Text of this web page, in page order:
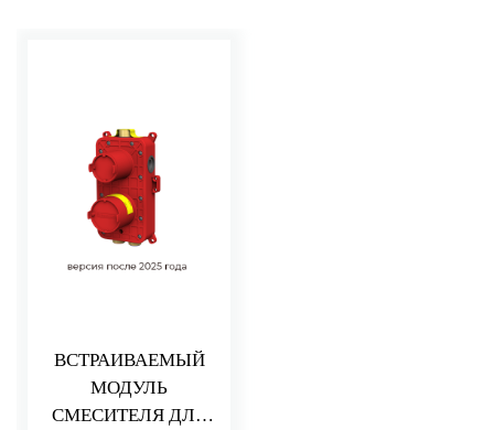
ВСТРАИВАЕМЫЙ
МОДУЛЬ
СМЕСИТЕЛЯ ДЛЯ